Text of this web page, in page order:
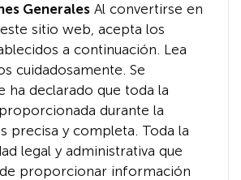
Generales Al convertirse en
sitio web, acepta los
a continuación. Lea
cuidadosamente. Se
ha declarado que toda la
durante la
precisa y completa. Toda la
legal y administrativa que
proporcionar información